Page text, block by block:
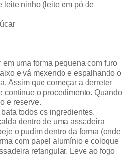
leite ninho (leite em pó de
uma forma pequena com furo
e vá mexendo e espalhando o
Assim que começar a derreter
continue o procedimento. Quando
e reserve.
todos os ingredientes.
dentro de uma assadeira
o pudim dentro da forma (onde
com papel alumínio e coloque
retangular. Leve ao fogo